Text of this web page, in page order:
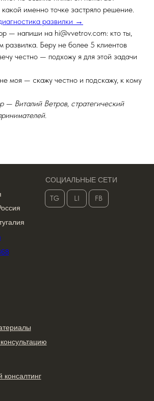
какой именно точке застряло решение.
развилки →
— напиши на hi@vvetrov.com: кто ты,
развилка. Беру не более 5 клиентов
честно — подхожу я для этой задачи
моя — скажу честно и подскажу, к кому
— Виталий Ветров, стратегический
СОЦИАЛЬНЫЕ СЕТИ
консалтинг
FB
LI
TG